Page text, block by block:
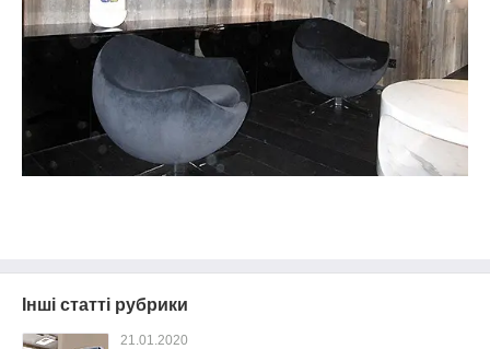
Інші статті рубрики
21.01.2020